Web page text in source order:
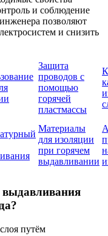
и соблюдение
позволяют
и снизить
Защита
проводов с
помощью
горячей
пластмассы
Материалы
для изоляции
при горячем
выдавливании
выдавливания
путём